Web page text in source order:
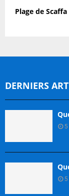
Plage de
DERNIERS
5
5